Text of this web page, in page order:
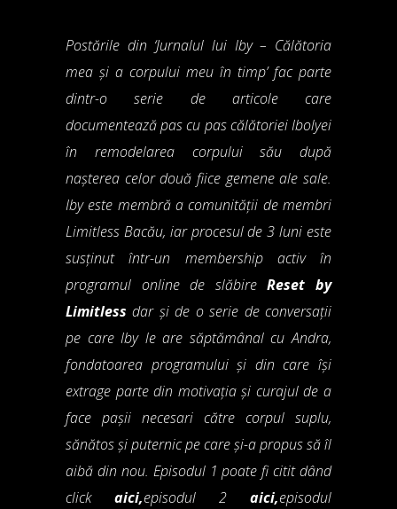
Postările din ‘Jurnalul lui Iby – Călătoria
mea și a corpului meu în timp’ fac parte
dintr-o serie de articole care
documentează pas cu pas călătoriei Ibolyei
în remodelarea corpului său după
nașterea celor două fiice gemene ale sale.
Iby este membră a comunității de membri
Limitless Bacău, iar procesul de 3 luni este
susținut într-un membership activ în
programul online de slăbireReset by
Limitless dar și de o serie de conversații
pe care Iby le are săptămânal cu Andra,
fondatoarea programului și din care își
extrage parte din motivația și curajul de a
face pașii necesari către corpul suplu,
sănătos și puternic pe care și-a propus să îl
aibă din nou. Episodul 1 poate fi citit dând
click aici,episodul 2 aici,episodul